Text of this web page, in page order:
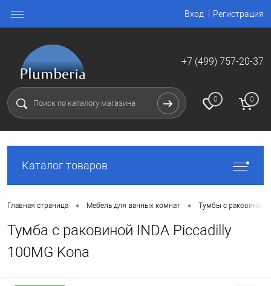
Вход Регистрация
+7 (499) 757-20-37
0 0
Каталог товаров
Главная страница • Мебель для ванных комнат • Тумбы с раковиной
Тумба с раковиной INDA Piccadilly
100MG Kona